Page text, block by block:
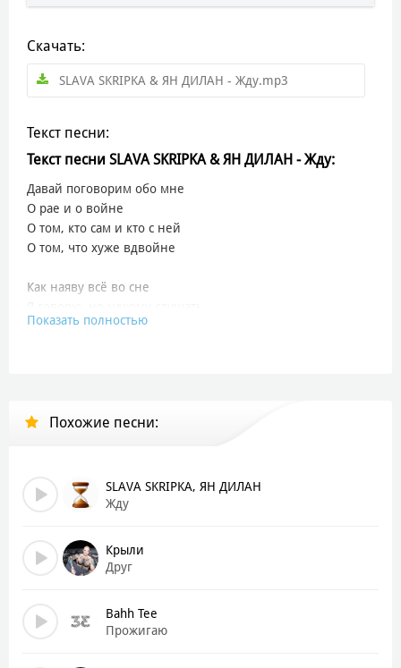
Скачать:
SLAVA SKRIPKA & ЯН ДИЛАН - Жду.mp3
Текст песни:
Текст песни SLAVA SKRIPKA & ЯН ДИЛАН - Жду:
Давай поговорим обо мне
О рае и о войне
О том, кто сам и кто с ней
О том, что хуже вдвойне
Как наяву всё во сне
Я как антенна, которую глушат
И я всё жду своего времени
С надеждой найти
Обними меня, мир
В жёлтых сотах квартир
Летят, как на свет мотыли
Горизонт, где солнце как мандарин
Показать полностью
Похожие песни:
SLAVA SKRIPKA, ЯН ДИЛАН
Жду
Крыли
Друг
Bahh Tee
Прожигаю